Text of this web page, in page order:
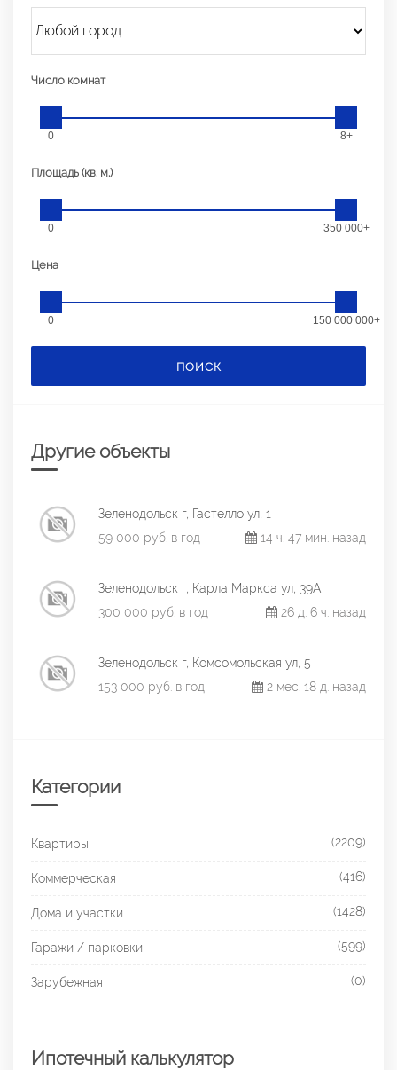
Число комнат
0 8+
Площадь (кв. м.)
0 350 000+
Цена
0 150 000 000+
ПОИСК
Другие объекты
Зеленодольск г, Гастелло ул, 1
59 000 руб. в год
14 ч. 47 мин. назад
Зеленодольск г, Карла Маркса ул, 39А
300 000 руб. в год
26 д. 6 ч. назад
Зеленодольск г, Комсомольская ул, 5
153 000 руб. в год
2 мес. 18 д. назад
Категории
Квартиры (2209)
Коммерческая (416)
Дома и участки (1428)
Гаражи / парковки (599)
Зарубежная (0)
Ипотечный калькулятор